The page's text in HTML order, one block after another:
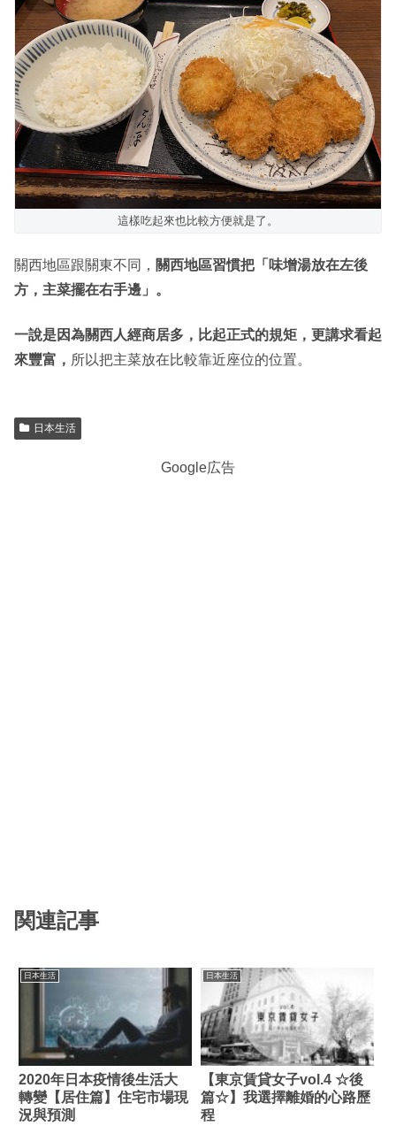
這樣吃起來也比較方便就是了。
關西地區跟關東不同， 關西地區習慣把「味增湯放在左後
方，主菜擺在右手邊」。
一說是因為關西人經商居多，比起正式的規矩，更講求看起
來豐富， 所以把主菜放在比較靠近座位的位置。
日本生活
Google広告
関連記事
日本生活
2020年日本疫情後生活大
轉變【居住篇】住宅市場現
況與預測
日本生活
【東京賃貸女子vol.4 ☆後
篇☆】我選擇離婚的心路歷
程